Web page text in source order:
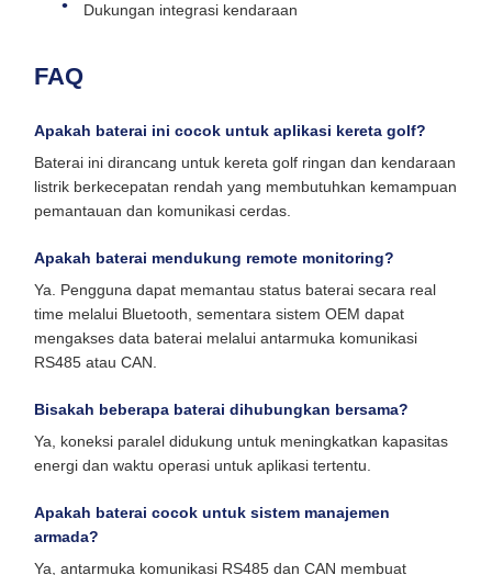
Dukungan integrasi kendaraan
FAQ
Apakah baterai ini cocok untuk aplikasi kereta golf?
Baterai ini dirancang untuk kereta golf ringan dan kendaraan
listrik berkecepatan rendah yang membutuhkan kemampuan
pemantauan dan komunikasi cerdas.
Apakah baterai mendukung remote monitoring?
Ya. Pengguna dapat memantau status baterai secara real
time melalui Bluetooth, sementara sistem OEM dapat
mengakses data baterai melalui antarmuka komunikasi
RS485 atau CAN.
Bisakah beberapa baterai dihubungkan bersama?
Ya, koneksi paralel didukung untuk meningkatkan kapasitas
energi dan waktu operasi untuk aplikasi tertentu.
Apakah baterai cocok untuk sistem manajemen
armada?
Ya, antarmuka komunikasi RS485 dan CAN membuat